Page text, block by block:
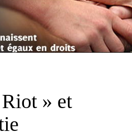
» et